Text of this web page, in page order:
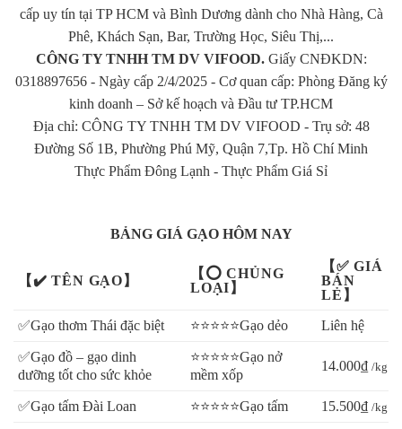
cấp uy tín tại TP HCM và Bình Dương dành cho Nhà Hàng, Cà
Phê, Khách Sạn, Bar, Trường Học, Siêu Thị,...
CÔNG TY TNHH TM DV VIFOOD.Giấy CNĐKDN:
0318897656 - Ngày cấp 2/4/2025 - Cơ quan cấp: Phòng Đăng ký
kinh doanh – Sở kế hoạch và Đầu tư TP.HCM
Địa chỉ: CÔNG TY TNHH TM DV VIFOOD - Trụ sở: 48
Đường Số 1B, Phường Phú Mỹ, Quận 7,Tp. Hồ Chí Minh
Thực Phẩm Đông Lạnh - Thực Phẩm Giá Sỉ
BẢNG GIÁ GẠO HÔM NAY
【✔️ TÊN GẠO】
【⭕ CHỦNG
LOẠI】
【✅ GIÁ
BÁN
LẺ】
✅Gạo thơm Thái đặc biệt
⭐⭐⭐⭐⭐Gạo dẻo Liên hệ
✅Gạo đồ – gạo dinh
dưỡng tốt cho sức khỏe
⭐⭐⭐⭐⭐Gạo nở
mềm xốp
14.000₫ /kg
✅Gạo tấm Đài Loan ⭐⭐⭐⭐⭐Gạo tấm 15.500₫ /kg